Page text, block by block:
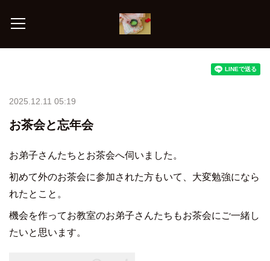
2025.12.11 05:19
お茶会と忘年会
お弟子さんたちとお茶会へ伺いました。
初めて外のお茶会に参加された方もいて、大変勉強になら
れたとこと。
機会を作ってお教室のお弟子さんたちもお茶会にご一緒し
たいと思います。